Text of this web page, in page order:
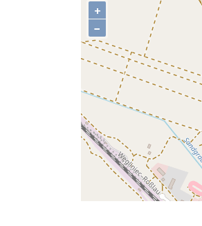
+
−